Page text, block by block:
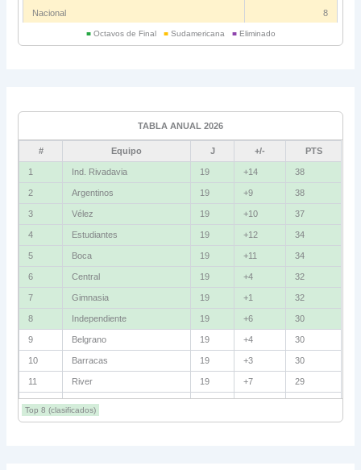
Nacional 8
Bolívar 5
La Guaira
Grupo D
U. Católica
Cruzeiro 11
Boca Jrs.
Barcelona SC
Grupo E
Corinthians
■Octavos de Final ■Sudamericana ■Eliminado
TABLA ANUAL 2026
# Equipo J +/- PTS
1 Ind. Rivadavia 19 +14 38
2 Argentinos 19 +9 38
3 Vélez 19 +10 37
4 Estudiantes 19 +12 34
5 Boca 19 +11 34
6 Central 19 +4 32
7 Gimnasia 19 +1 32
8 Independiente 19 +6 30
9 Belgrano 19 +4 30
10 Barracas 19 +3 30
11 River 19 +7 29
12 Talleres 19 +5 29
13 Lanús 19 +2 27
Top 8 (clasificados)